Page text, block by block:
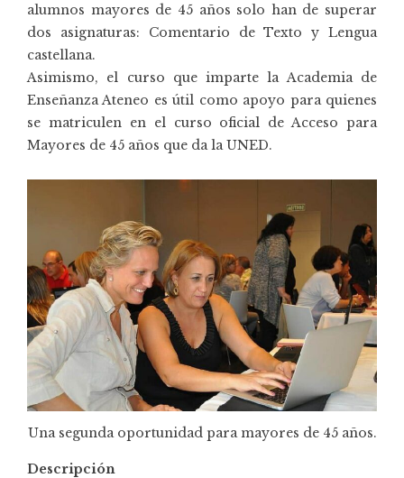
alumnos mayores de 45 años solo han de superar
dos asignaturas: Comentario de Texto y Lengua
castellana.
Asimismo, el curso que imparte la Academia de
Enseñanza Ateneo es útil como apoyo para quienes
se matriculen en el curso oficial de Acceso para
Mayores de 45 años que da la UNED.
Una segunda oportunidad para mayores de 45 años.
Descripción